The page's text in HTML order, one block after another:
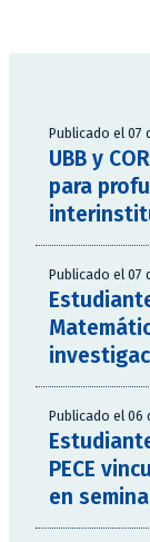
Publicado el 07
UBB y
para
Publicado el 07
Publicado el 06
PECE
en